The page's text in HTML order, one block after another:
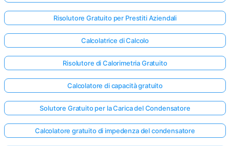
Risolutore Gratuito per Prestiti Aziendali
Calcolatrice di Calcolo
Risolutore di Calorimetria Gratuito
Calcolatore di capacità gratuito
Solutore Gratuito per la Carica del Condensatore
Calcolatore gratuito di impedenza del condensatore